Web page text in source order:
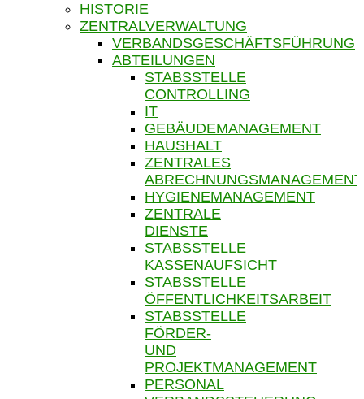
HISTORIE
ZENTRALVERWALTUNG
VERBANDSGESCHÄFTSFÜHRUNG
ABTEILUNGEN
STABSSTELLE
CONTROLLING
IT
GEBÄUDEMANAGEMENT
HAUSHALT
ZENTRALES
ABRECHNUNGSMANAGEMENT
HYGIENEMANAGEMENT
ZENTRALE
DIENSTE
STABSSTELLE
KASSENAUFSICHT
STABSSTELLE
ÖFFENTLICHKEITSARBEIT
STABSSTELLE
FÖRDER-
UND
PROJEKTMANAGEMENT
PERSONAL